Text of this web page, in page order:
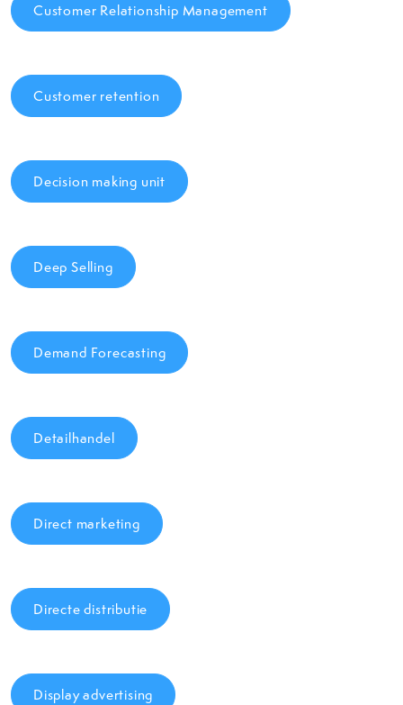
Customer Relationship Management
Customer retention
Decision making unit
Deep Selling
Demand Forecasting
Detailhandel
Direct marketing
Directe distributie
Display advertising